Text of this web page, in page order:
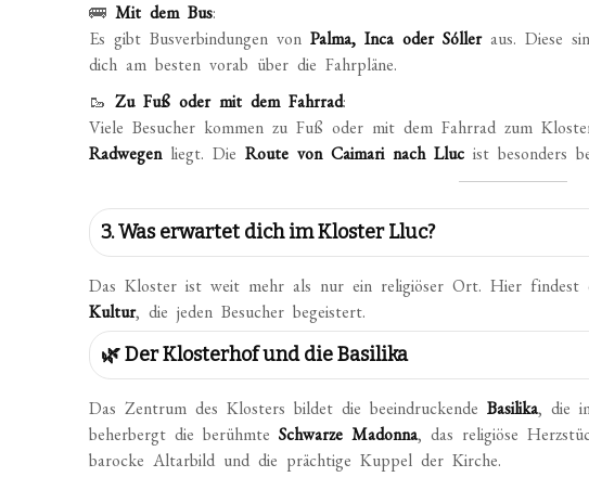
🚌Mit dem Bus:
Es gibt Busverbindungen vonPalma, Inca oder Sólleraus. Diese
dich am besten vorab über die Fahrpläne.
🥾Zu Fuß oder mit dem Fahrrad:
Viele Besucher kommen zu Fuß oder mit dem Fahrrad zum
Radwegenliegt. DieRoute von Caimari nach Lluc ist besonders
3. Was erwartet dich im Kloster Lluc?
Das Kloster ist weit mehr als nur ein religiöser Ort. Hier findest
Kultur, die jeden Besucher begeistert.
🌿 Der Klosterhof und die Basilika
Das Zentrum des Klosters bildet die beeindruckendeBasilika, die
beherbergt die berühmteSchwarze Madonna, das religiöse
barocke Altarbild und die prächtige Kuppel der Kirche.